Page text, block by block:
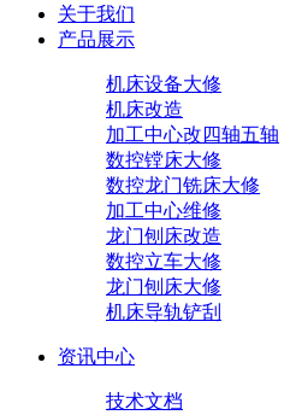
关于我们
产品展示
机床设备大修
机床改造
加工中心改四轴五轴
数控镗床大修
数控龙门铣床大修
加工中心维修
龙门刨床改造
数控立车大修
龙门刨床大修
机床导轨铲刮
资讯中心
技术文档